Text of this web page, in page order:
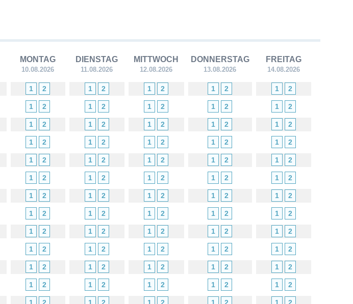
MONTAG
10.08.2026
DIENSTAG
11.08.2026
MITTWOCH
12.08.2026
DONNERSTAG
13.08.2026
FREITAG
14.08.2026
1 2 1 2 1 2 1 2 1 2
1 2 1 2 1 2 1 2 1 2
1 2 1 2 1 2 1 2 1 2
1 2 1 2 1 2 1 2 1 2
1 2 1 2 1 2 1 2 1 2
1 2 1 2 1 2 1 2 1 2
1 2 1 2 1 2 1 2 1 2
1 2 1 2 1 2 1 2 1 2
1 2 1 2 1 2 1 2 1 2
1 2 1 2 1 2 1 2 1 2
1 2 1 2 1 2 1 2 1 2
1 2 1 2 1 2 1 2 1 2